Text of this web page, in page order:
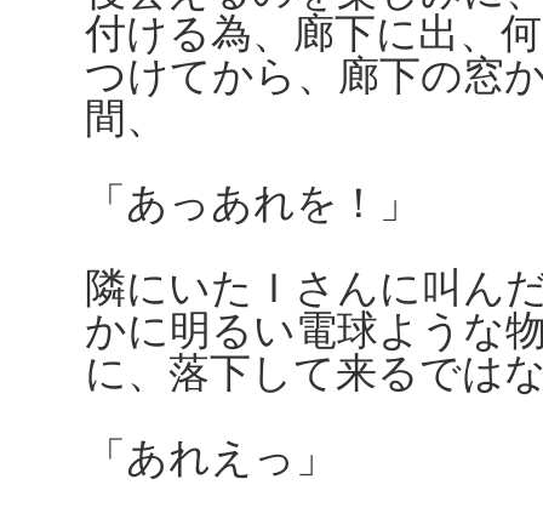
付ける為、廊下に出、
つけてから、廊下の窓
間、
「あっあれを！」
隣にいたＩさんに叫ん
かに明るい電球ような
に、落下して来るでは
「あれえっ」